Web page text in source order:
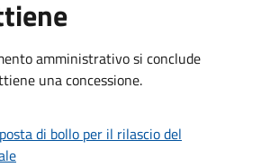
amministrativo si conclude
una concessione.
di bollo per il rilascio del